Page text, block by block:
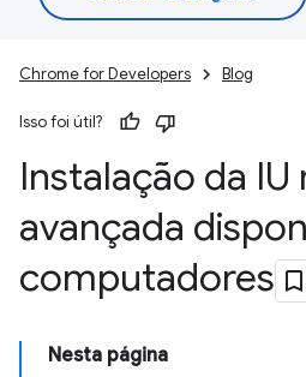
Chrome for Developers Blog
Isso foi útil?
Instalação da IU
avançada
computadores
Nesta página